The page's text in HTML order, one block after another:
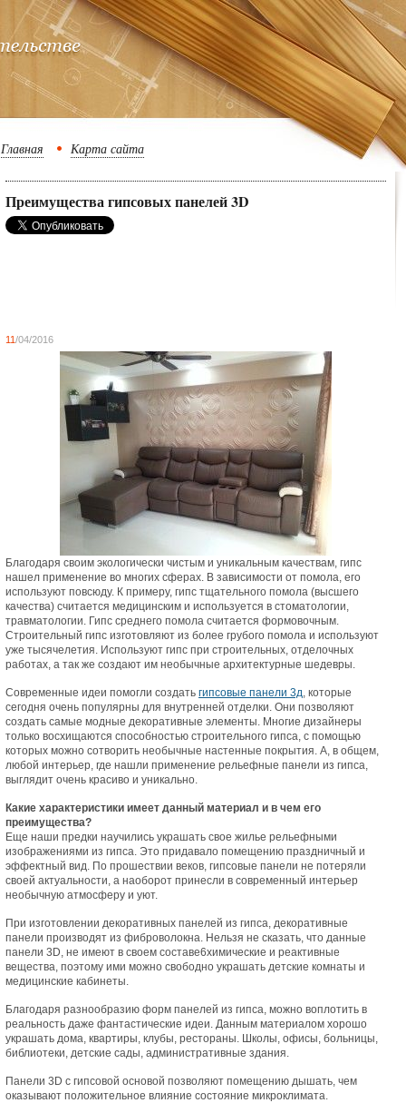
Главная Карта сайта
Преимущества гипсовых панелей 3D
11/04/2016
Благодаря своим экологически чистым и уникальным качествам, гипс
нашел применение во многих сферах. В зависимости от помола, его
используют повсюду. К примеру, гипс тщательного помола (высшего
качества) считается медицинским и используется в стоматологии,
травматологии. Гипс среднего помола считается формовочным.
Строительный гипс изготовляют из более грубого помола и используют
уже тысячелетия. Используют гипс при строительных, отделочных
работах, а так же создают им необычные архитектурные шедевры.
Современные идеи помогли создать гипсовые панели 3д, которые
сегодня очень популярны для внутренней отделки. Они позволяют
создать самые модные декоративные элементы. Многие дизайнеры
только восхищаются способностью строительного гипса, с помощью
которых можно сотворить необычные настенные покрытия. А, в общем,
любой интерьер, где нашли применение рельефные панели из гипса,
выглядит очень красиво и уникально.
Какие характеристики имеет данный материал и в чем его
преимущества?
Еще наши предки научились украшать свое жилье рельефными
изображениями из гипса. Это придавало помещению праздничный и
эффектный вид. По прошествии веков, гипсовые панели не потеряли
своей актуальности, а наоборот принесли в современный интерьер
необычную атмосферу и уют.
При изготовлении декоративных панелей из гипса, декоративные
панели производят из фиброволокна. Нельзя не сказать, что данные
панели 3D, не имеют в своем составе6химические и реактивные
вещества, поэтому ими можно свободно украшать детские комнаты и
медицинские кабинеты.
Благодаря разнообразию форм панелей из гипса, можно воплотить в
реальность даже фантастические идеи. Данным материалом хорошо
украшать дома, квартиры, клубы, рестораны. Школы, офисы, больницы,
библиотеки, детские сады, административные здания.
Панели 3D с гипсовой основой позволяют помещению дышать, чем
оказывают положительное влияние состояние микроклимата.